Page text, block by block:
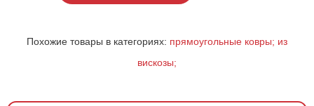
Похожие товары в категориях: прямоугольные ковры; из
вискозы;